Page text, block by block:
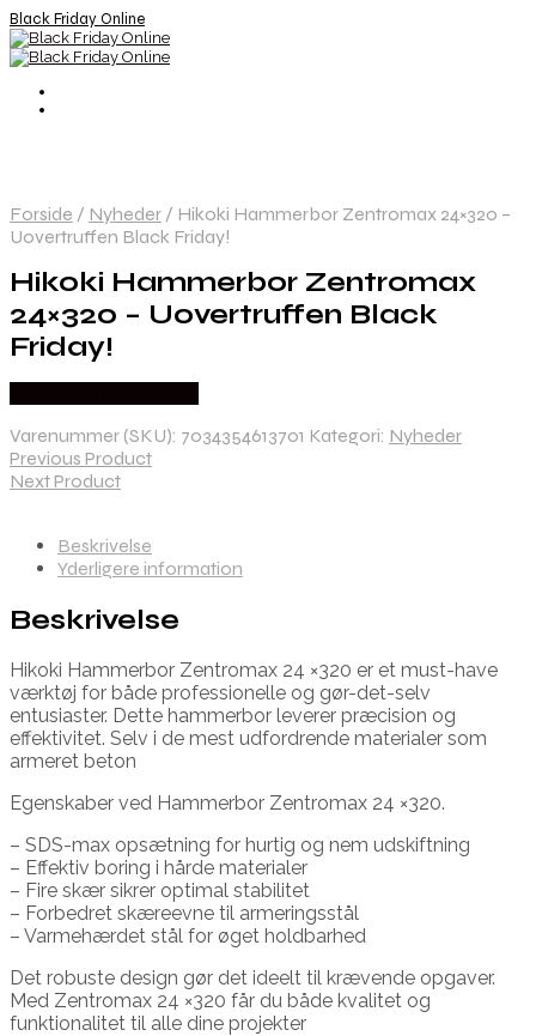
Black Friday Online
Forside / Nyheder / Hikoki Hammerbor Zentromax 24×320 –
Uovertruffen Black Friday!
Hikoki Hammerbor Zentromax
24×320 – Uovertruffen Black
Friday!
Varenummer (SKU): 7034354613701 Kategori: Nyheder
Previous Product
Next Product
Beskrivelse
Yderligere information
Beskrivelse
Hikoki Hammerbor Zentromax 24 ×320 er et must-have
værktøj for både professionelle og gør-det-selv
entusiaster. Dette hammerbor leverer præcision og
effektivitet. Selv i de mest udfordrende materialer som
armeret beton
Egenskaber ved Hammerbor Zentromax 24 ×320.
– SDS-max opsætning for hurtig og nem udskiftning
– Effektiv boring i hårde materialer
– Fire skær sikrer optimal stabilitet
– Forbedret skæreevne til armeringsstål
– Varmehærdet stål for øget holdbarhed
Det robuste design gør det ideelt til krævende opgaver.
Med Zentromax 24 ×320 får du både kvalitet og
funktionalitet til alle dine projekter